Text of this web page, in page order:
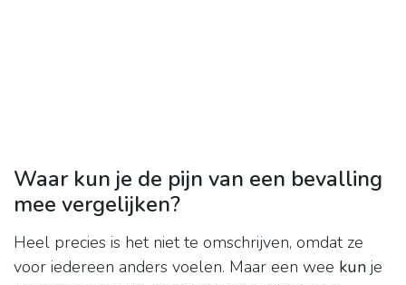
Waar kun je de pijn van een bevalling
mee vergelijken?
Heel precies is het niet te omschrijven, omdat ze
voor iedereen anders voelen. Maar een wee kun je